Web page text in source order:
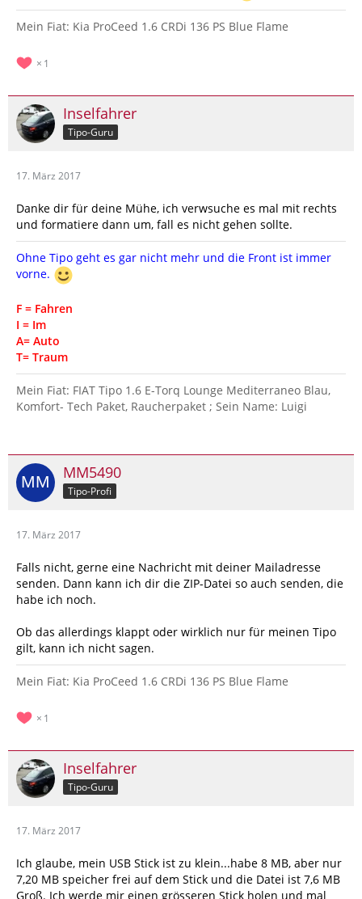
Mein Fiat: Kia ProCeed 1.6 CRDi 136 PS Blue Flame
1
Inselfahrer
Tipo-Guru
17. März 2017
Danke dir für deine Mühe, ich verwsuche es mal mit rechts
und formatiere dann um, fall es nicht gehen sollte.
Ohne Tipo geht es gar nicht mehr und die Front ist immer
vorne.
F = Fahren
I = Im
A= Auto
T= Traum
Mein Fiat: FIAT Tipo 1.6 E-Torq Lounge Mediterraneo Blau,
Komfort- Tech Paket, Raucherpaket ; Sein Name: Luigi
MM5490
Tipo-Profi
17. März 2017
Falls nicht, gerne eine Nachricht mit deiner Mailadresse
senden. Dann kann ich dir die ZIP-Datei so auch senden, die
habe ich noch.
Ob das allerdings klappt oder wirklich nur für meinen Tipo
gilt, kann ich nicht sagen.
Mein Fiat: Kia ProCeed 1.6 CRDi 136 PS Blue Flame
1
Inselfahrer
Tipo-Guru
17. März 2017
Ich glaube, mein USB Stick ist zu klein...habe 8 MB, aber nur
7,20 MB speicher frei auf dem Stick und die Datei ist 7,6 MB
Groß. Ich werde mir einen grösseren Stick holen und mal